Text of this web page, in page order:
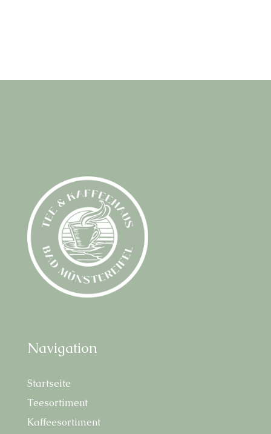
Navi­ga­ti­on
Start­sei­te
Tee­sor­ti­ment
Kaf­fee­sor­ti­ment